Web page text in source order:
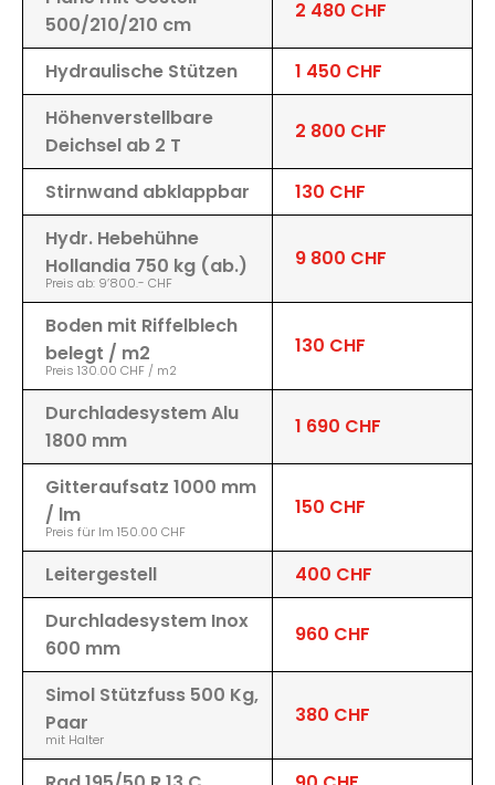
500/210/210 cm
2 480 CHF
Hydraulische Stützen
1 450 CHF
Höhenverstellbare
Deichsel ab 2 T
2 800 CHF
Stirnwand abklappbar
130 CHF
Hydr. Hebehühne
Hollandia 750 kg (ab.)
Preis ab: 9’800.- CHF
9 800 CHF
Boden mit Riffelblech
belegt / m2
Preis 130.00 CHF / m2
130 CHF
Durchladesystem Alu
1800 mm
1 690 CHF
Gitteraufsatz 1000 mm
/ lm
Preis für lm 150.00 CHF
150 CHF
Leitergestell
400 CHF
Durchladesystem Inox
600 mm
960 CHF
Simol Stützfuss 500 Kg,
Paar
mit Halter
380 CHF